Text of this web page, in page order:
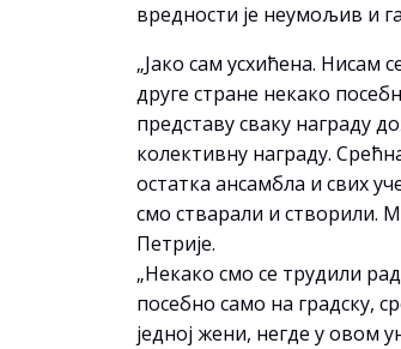
вредности је неумољив и
„Јако сам усхићена. Нисам
друге стране некако
представу сваку награду
колективну награду.
остатка ансамбла и свих
смо стварали и створили.
Петрије.
„Некако смо се трудили
посебно само на градску,
једној жени, негде у овом